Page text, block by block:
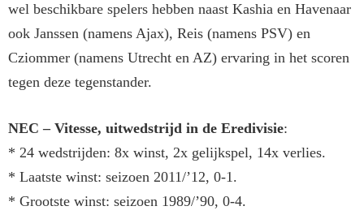
wel beschikbare spelers hebben naast Kashia en Havenaar
ook Janssen (namens Ajax), Reis (namens PSV) en
Cziommer (namens Utrecht en AZ) ervaring in het scoren
tegen deze tegenstander.
NEC – Vitesse, uitwedstrijd in de Eredivisie:
* 24 wedstrijden: 8x winst, 2x gelijkspel, 14x verlies.
* Laatste winst: seizoen 2011/’12, 0-1.
* Grootste winst: seizoen 1989/’90, 0-4.